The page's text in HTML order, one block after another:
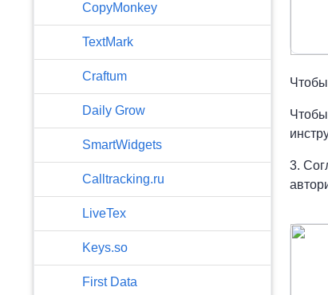
CopyMonkey
TextMark
Craftum
​Daily Grow
SmartWidgets
Calltracking.ru
LiveTex
Keys.so
First Data
Чтобы
3.